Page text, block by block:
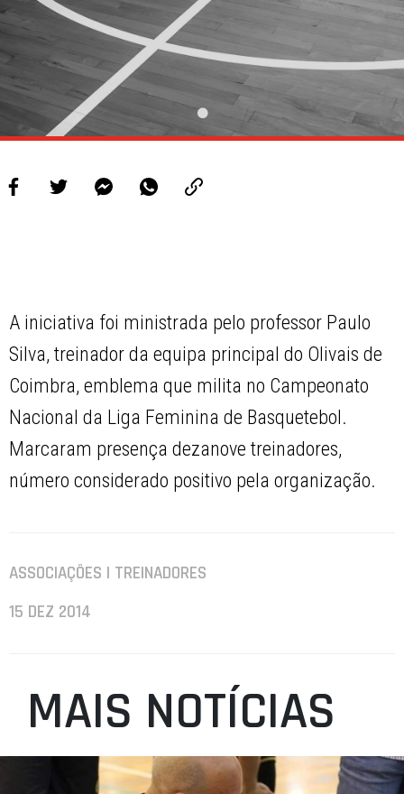
A iniciativa foi ministrada pelo professor Paulo
Silva, treinador da equipa principal do Olivais de
Coimbra, emblema que milita no Campeonato
Nacional da Liga Feminina de Basquetebol.
Marcaram presença dezanove treinadores,
número considerado positivo pela organização.
ASSOCIAÇÕES | TREINADORES
15 DEZ 2014
MAIS NOTÍCIAS